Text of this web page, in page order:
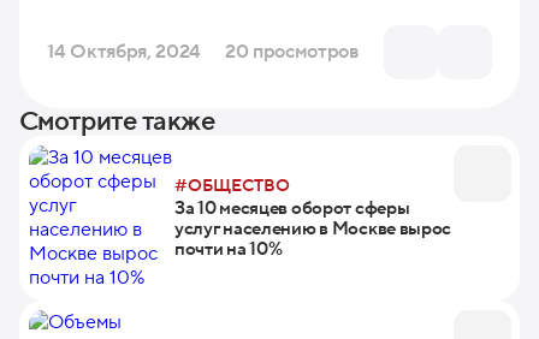
14 Октября, 2024 20 просмотров
Смотрите также
#ОБЩЕСТВО
За 10 месяцев оборот сферы
услуг населению в Москве вырос
почти на 10%